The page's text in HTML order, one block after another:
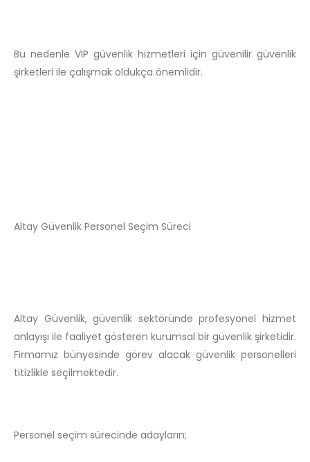
Bu nedenle VIP güvenlik hizmetleri için güvenilir güvenlik
şirketleri ile çalışmak oldukça önemlidir.
Altay Güvenlik Personel Seçim Süreci
Altay Güvenlik, güvenlik sektöründe profesyonel hizmet
anlayışı ile faaliyet gösteren kurumsal bir güvenlik şirketidir.
Firmamız bünyesinde görev alacak güvenlik personelleri
titizlikle seçilmektedir.
Personel seçim sürecinde adayların;